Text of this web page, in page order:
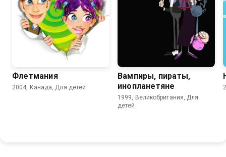
Флетмания
2004, Канада, Для детей
Вампиры, пираты,
инопланетяне
1999, Великобритания, Для
детей